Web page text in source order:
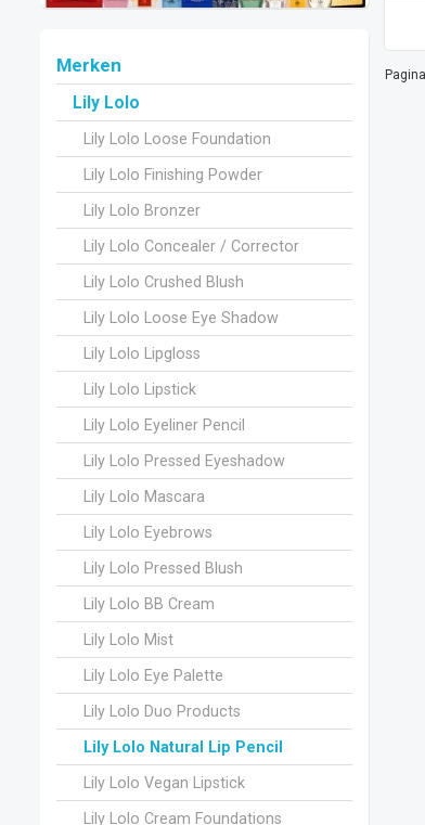
Merken
Lily Lolo
Lily Lolo Loose Foundation
Lily Lolo Finishing Powder
Lily Lolo Bronzer
Lily Lolo Concealer / Corrector
Lily Lolo Crushed Blush
Lily Lolo Loose Eye Shadow
Lily Lolo Lipgloss
Lily Lolo Lipstick
Lily Lolo Eyeliner Pencil
Lily Lolo Pressed Eyeshadow
Lily Lolo Mascara
Lily Lolo Eyebrows
Lily Lolo Pressed Blush
Lily Lolo BB Cream
Lily Lolo Mist
Lily Lolo Eye Palette
Lily Lolo Duo Products
Lily Lolo Natural Lip Pencil
Lily Lolo Vegan Lipstick
Lily Lolo Cream Foundations